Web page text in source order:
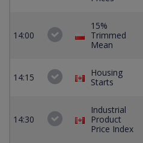
14:00
15%
Trimmed
Mean
14:15
Housing
Starts
14:30
Industrial
Product
Price Index